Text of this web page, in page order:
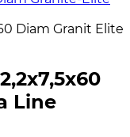
Diam Granit Elite
Line